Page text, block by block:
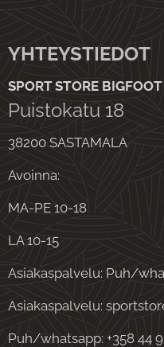
YHTEYSTIEDOT
SPORT STORE BIGFOOT
Puistokatu 18
38200 SASTAMALA
Avoinna:
MA-PE 10-18
LA 10-15
Asiakaspalvelu: Puh/
Asiakaspalvelu:
Puh/whatsapp: +358 44